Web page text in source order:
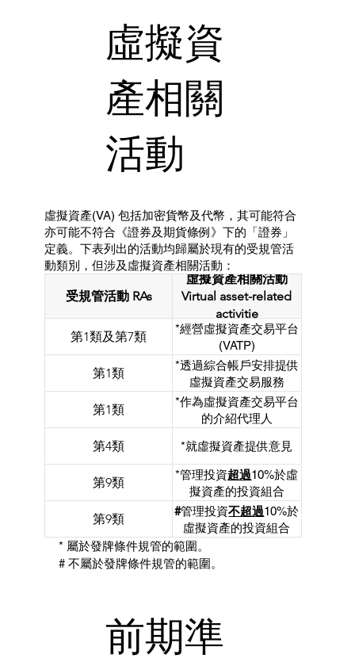
虛擬資
產相關
活動
虛擬資產(VA) 包括加密貨幣及代幣，其可能符合
亦可能不符合《證券及期貨條例》下的「證券」
定義。下表列出的活動均歸屬於現有的受規管活
動類別，但涉及虛擬資產相關活動：
受規管活動 RAs
虛擬資產相關活動
Virtual asset-related
activitie
第1類及第7類
*經營虛擬資產交易平台
(VATP)
第1類
*透過綜合帳戶安排提供
虛擬資產交易服務
第1類
*作為虛擬資產交易平台
的介紹代理人
第4類 *就虛擬資產提供意見
第9類 *管理投資超過10%於虛
擬資產的投資組合
第9類 #管理投資不超過10%於
虛擬資產的投資組合
* 屬於發牌條件規管的範圍。
# 不屬於發牌條件規管的範圍。
前期準